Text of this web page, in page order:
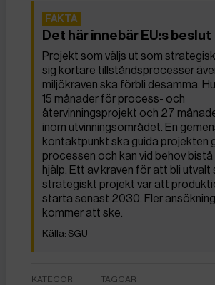
Det här innebär EU:s beslut
Projekt som väljs ut som
sig kortare tillståndsprocesser
miljökraven ska förbli desamma.
15 månader för process- och
återvinningsprojekt och 27
inom utvinningsområdet. En
kontaktpunkt ska guida projekten
processen och kan vid behov
hjälp. Ett av kraven för att bli utvalt
strategiskt projekt var att
starta senast 2030. Fler
kommer att ske.
SGU
KATEGORI TAGGAR